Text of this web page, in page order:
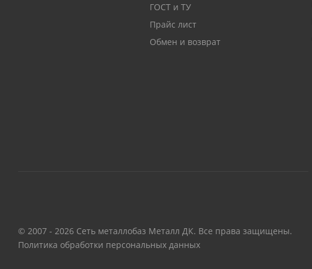
ГОСТ и ТУ
Прайс лист
Обмен и возврат
© 2007 - 2026 Сеть металлобаз Металл ДК. Все права защищены.
Политика обработки персональных данных